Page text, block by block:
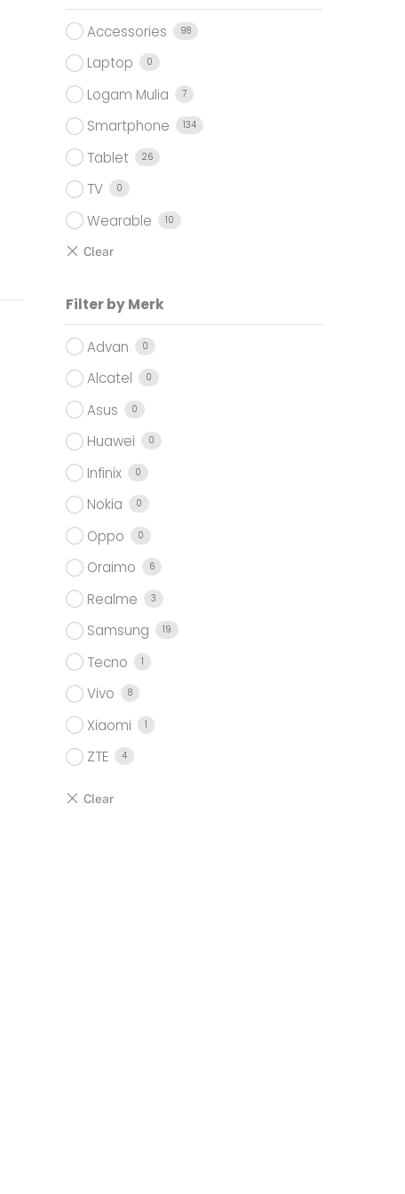
Accessories 98
Laptop 0
Logam Mulia 7
Smartphone 134
Tablet 26
TV 0
Wearable 10
Filter by Merk
Advan 0
Alcatel 0
Asus 0
Huawei 0
Infinix 0
Nokia 0
Oppo 0
Oraimo 6
Realme 3
Samsung 19
Tecno 1
Vivo 8
Xiaomi 1
ZTE 4